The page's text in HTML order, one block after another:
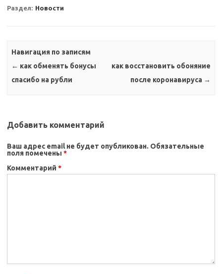
Раздел: Новости
Навигация по записям
← как обменять бонусы
спасибо на рубли
как восстановить обоняние
после коронавируса →
Добавить комментарий
Ваш адрес email не будет опубликован. Обязательные
поля помечены *
Комментарий *